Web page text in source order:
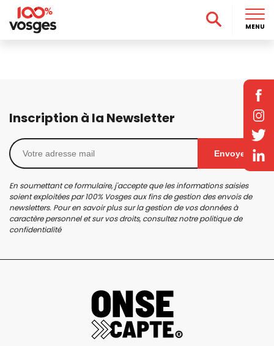
Inscription à la Newsletter
Envoyer
En soumettant ce formulaire, j'accepte que les informations saisies
soient exploitées par 100% Vosges aux fins de gestion des envois de
newsletters. Pour en savoir plus sur la gestion de vos données à
caractère personnel et sur vos droits, consultez notrepolitique de
confidentialité
MENU